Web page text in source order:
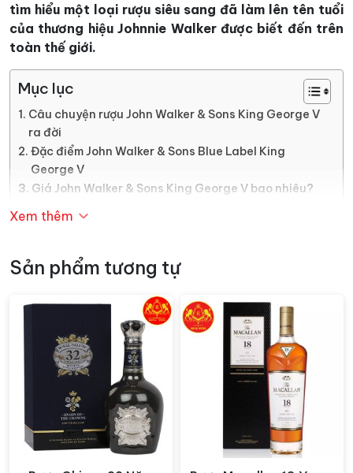
tìm hiểu một loại rượu siêu sang đã làm lên tên tuổi
của thương hiệu Johnnie Walker được biết đến trên
toàn thế giới.
Mục lục
Câu chuyện rượu John Walker & Sons King George V
ra đời
Đặc điểm John Walker & Sons Blue Label King
George V
Giá John Walker & Sons King George V bao nhiêu?
Mua rượu John Walker & Sons King George V chính
Câu chuyện rượu John Walker &
Sons King George V ra đời
Trước tiên câu chuyện phải bắt đầu từ hãng rượu lừng
danh tại đất nước Scotland đó là
Johnnie Walker.
là vào năm 1820, John Walker đã bắt đầu ý tưởng kinh
doanh bằng một tiệm tạp hóa nhỏ với ước mơ tạo ra
dòng Scotch Whisky có chất lượng cao và độc đáo
chưa từng có. Với sự nỗ lực của mình, chỉ hơn một thế
John Walker & Sons
đã vinh dự được Vua
Xem thêm
Sản phẩm tương tự